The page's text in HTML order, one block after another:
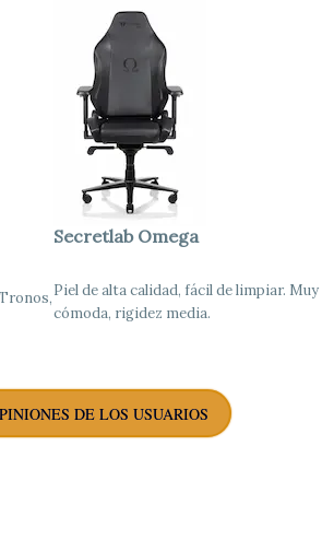
Secretlab Omega
Piel de alta calidad, fácil de limpiar. Muy
cómoda, rigidez media.
DE LOS USUARIOS